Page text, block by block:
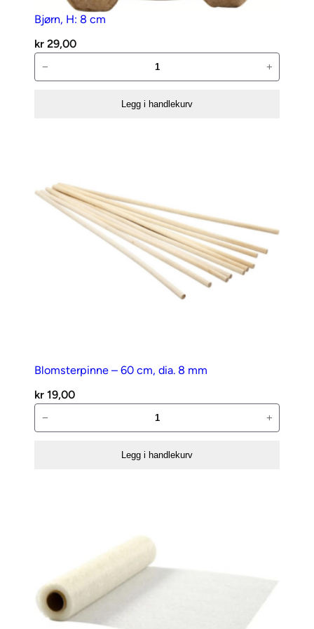
Bjørn, H: 8 cm
kr 29,00
H:
− +
Legg i handlekurv
Blomsterpinne – 60 cm, dia. 8 mm
kr 19,00
–
− +
Legg i handlekurv